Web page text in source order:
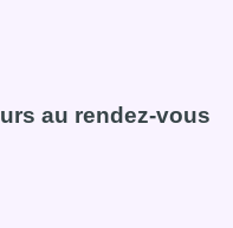
de pub inattendu grâce
au rendez-vous